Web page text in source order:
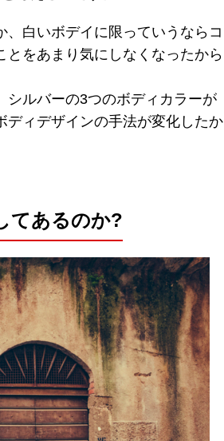
、白いボデイに限っていうならコ
をあまり気にしなくなったから
シルバーの3つのボディカラーが
ディデザインの手法が変化したか
てあるのか?